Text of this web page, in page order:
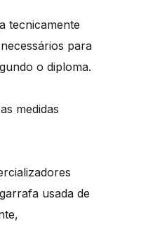
tecnicamente
para
o diploma.
medidas
usada de